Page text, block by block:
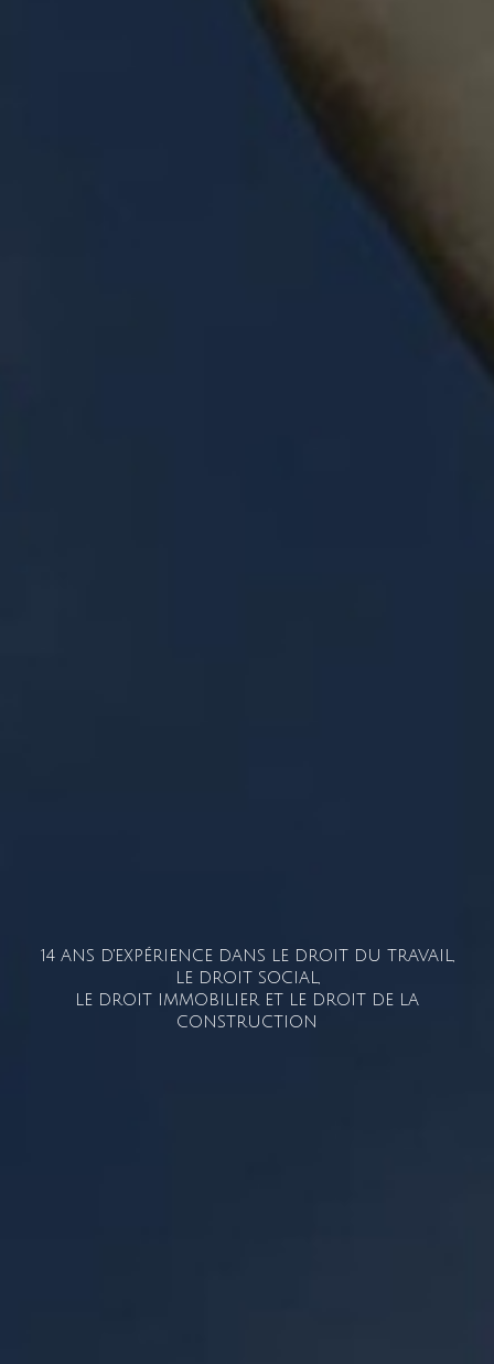
14 ANS D'EXPÉRIENCE DANS LE DROIT DU TRAVAIL,
LE DROIT SOCIAL,
LE DROIT IMMOBILIER ET LE DROIT DE LA
CONSTRUCTION